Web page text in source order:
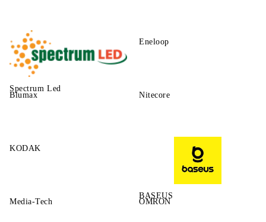
Spectrum Led
Eneloop
Blumax Nitecore
KODAK
BASEUS
Media-Tech OMRON